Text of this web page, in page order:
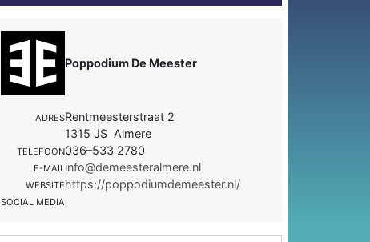
Poppodium De Meester
ADRESRentmeesterstraat 2
1315 JS Almere
TELEFOON036–533 2780
E-MAILinfo@demeesteralmere.nl
WEBSITEhttps://poppodiumdemeester.nl/
SOCIAL MEDIA